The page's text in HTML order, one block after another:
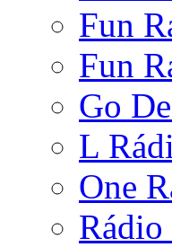
Fun
Fun
Go
L
One
Rádio